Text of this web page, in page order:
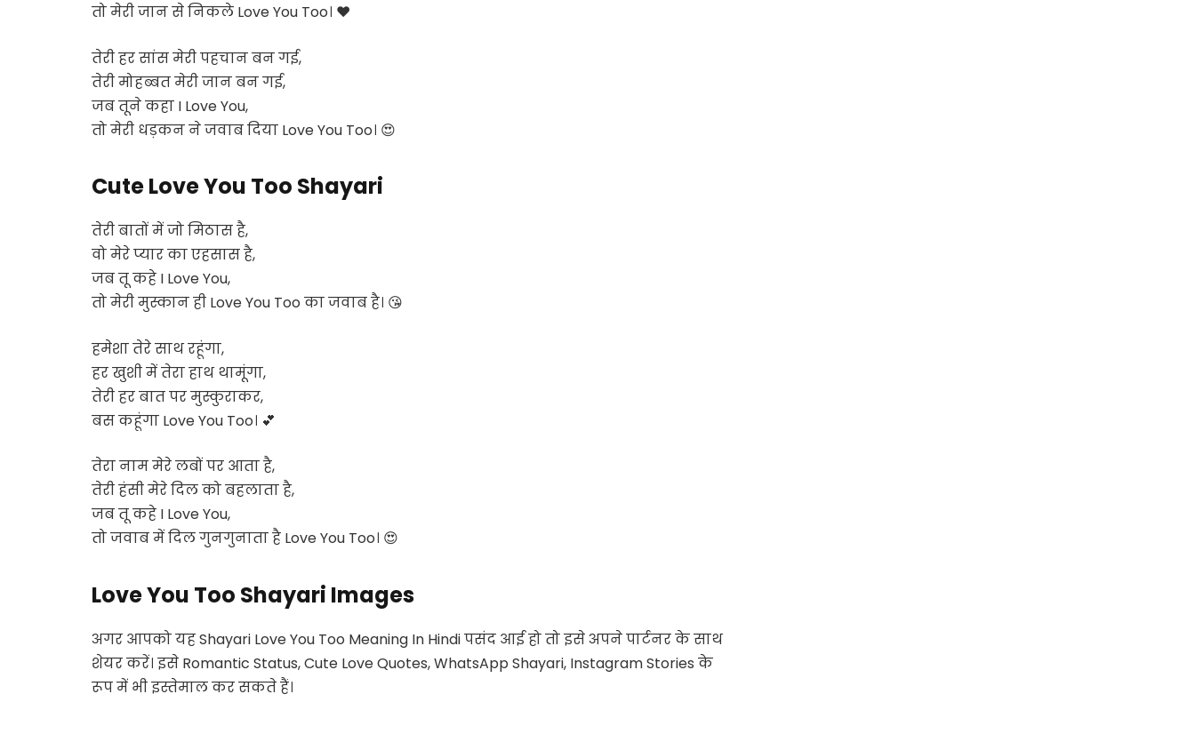
तो मेरी जान से निकले Love You Too। ❤️
तेरी हर सांस मेरी पहचान बन गई,
तेरी मोहब्बत मेरी जान बन गई,
जब तूने कहा I Love You,
तो मेरी धड़कन ने जवाब दिया Love You Too। 😍
Cute Love You Too Shayari
तेरी बातों में जो मिठास है,
वो मेरे प्यार का एहसास है,
जब तू कहे I Love You,
तो मेरी मुस्कान ही Love You Too का जवाब है। 😘
हमेशा तेरे साथ रहूंगा,
हर खुशी में तेरा हाथ थामूंगा,
तेरी हर बात पर मुस्कुराकर,
बस कहूंगा Love You Too। 💕
तेरा नाम मेरे लबों पर आता है,
तेरी हंसी मेरे दिल को बहलाता है,
जब तू कहे I Love You,
तो जवाब में दिल गुनगुनाता है Love You Too। 😍
Love You Too Shayari Images
अगर आपको यहShayari Love You Too Meaning In Hindiपसंद आई हो तो इसे अपने पार्टनर के साथ
शेयर करें। इसे Romantic Status, Cute Love Quotes, WhatsApp Shayari, Instagram Stories के
रूप में भी इस्तेमाल कर सकते हैं।